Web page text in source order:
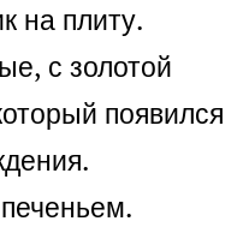
на плиту.
с золотой
появился